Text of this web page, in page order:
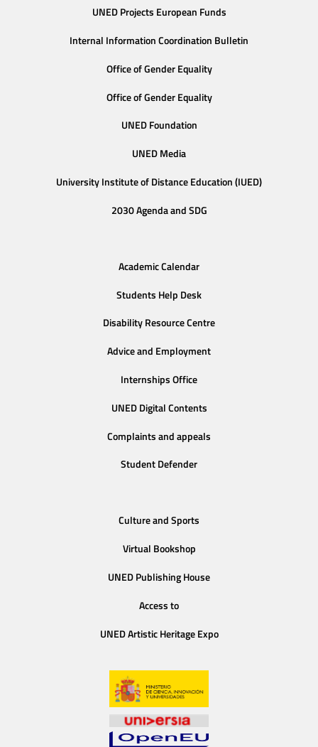
UNED Projects European Funds
Internal Information Coordination Bulletin
Office of Gender Equality
Office of Gender Equality
UNED Foundation
UNED Media
University Institute of Distance Education (IUED)
2030 Agenda and SDG
Academic Calendar
Students Help Desk
Disability Resource Centre
Advice and Employment
Internships Office
UNED Digital Contents
Complaints and appeals
Student Defender
Culture and Sports
Virtual Bookshop
UNED Publishing House
Access to
UNED Artistic Heritage Expo